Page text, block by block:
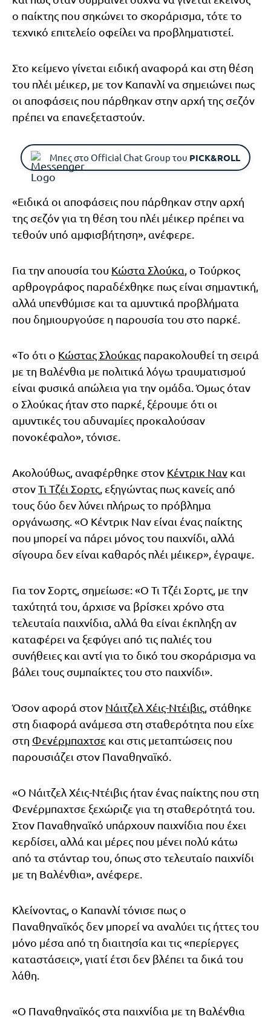
ο παίκτης που σηκώνει το σκοράρισμα, τότε το
τεχνικό επιτελείο οφείλει να προβληματιστεί.
Στο κείμενο γίνεται ειδική αναφορά και στη θέση
του πλέι μέικερ, με τον Καπανλί να σημειώνει πως
οι αποφάσεις που πάρθηκαν στην αρχή της σεζόν
πρέπει να επανεξεταστούν.
Μπες στο Official Chat Group του PICK&ROLL
«Ειδικά οι αποφάσεις που πάρθηκαν στην αρχή
της σεζόν για τη θέση του πλέι μέικερ πρέπει να
τεθούν υπό αμφισβήτηση», ανέφερε.
Για την απουσία του Κώστα Σλούκα , ο Τούρκος
αρθρογράφος παραδέχθηκε πως είναι σημαντική,
αλλά υπενθύμισε και τα αμυντικά προβλήματα
που δημιουργούσε η παρουσία του στο παρκέ.
«Το ότι ο Κώστας Σλούκας παρακολουθεί τη σειρά
με τη Βαλένθια με πολιτικά λόγω τραυματισμού
είναι φυσικά απώλεια για την ομάδα. Όμως όταν
ο Σλούκας ήταν στο παρκέ, ξέρουμε ότι οι
αμυντικές του αδυναμίες προκαλούσαν
πονοκέφαλο», τόνισε.
Ακολούθως, αναφέρθηκε στον Κέντρικ Ναν και
στονΤι Τζέι Σορτς , εξηγώντας πως κανείς από
τους δύο δεν λύνει πλήρως το πρόβλημα
οργάνωσης. «Ο Κέντρικ Ναν είναι ένας παίκτης
που μπορεί να πάρει μόνος του παιχνίδι, αλλά
σίγουρα δεν είναι καθαρός πλέι μέικερ», έγραψε.
Για τον Σορτς, σημείωσε: «Ο Τι Τζέι Σορτς, με την
ταχύτητά του, άρχισε να βρίσκει χρόνο στα
τελευταία παιχνίδια, αλλά θα είναι έκπληξη αν
καταφέρει να ξεφύγει από τις παλιές του
συνήθειες και αντί για το δικό του σκοράρισμα να
βάλει τους συμπαίκτες του στο παιχνίδι».
Όσον αφορά στον Νάιτζελ Χέις-Ντέιβις , στάθηκε
στη διαφορά ανάμεσα στη σταθερότητα που είχε
στη Φενέρμπαχτσε και στις μεταπτώσεις που
παρουσιάζει στον Παναθηναϊκό.
«Ο Νάιτζελ Χέις-Ντέιβις ήταν ένας παίκτης που στη
Φενέρμπαχτσε ξεχώριζε για τη σταθερότητά του.
Στον Παναθηναϊκό υπάρχουν παιχνίδια που έχει
κερδίσει, αλλά και μέρες που μένει πολύ κάτω
από τα στάνταρ του, όπως στο τελευταίο παιχνίδι
με τη Βαλένθια», ανέφερε.
Κλείνοντας, ο Καπανλί τόνισε πως ο
Παναθηναϊκός δεν μπορεί να αναλύει τις ήττες του
μόνο μέσα από τη διαιτησία και τις «περίεργες
καταστάσεις», γιατί έτσι δεν βλέπει τα δικά του
λάθη.
«Ο Παναθηναϊκός στα παιχνίδια με τη Βαλένθια